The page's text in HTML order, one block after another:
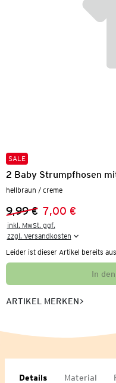
SALE
2 Baby Strumpfhosen
hellbraun / creme
Vorheriger Preis:
9,99 €
Neuer Preis:
7,00 €
inkl. MwSt. ggf.
zzgl. Versandkosten
Leider ist dieser Artikel bereits
In
ARTIKEL MERKEN
Details Material